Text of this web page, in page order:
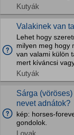
Kutyák
Valakinek van
Lehet hogy
milyen meg hogy
van valami külön
mert kíváncsi
Kutyák
Sárga
nevet adnátok?
kép: horses-
gondolok.
Lovak